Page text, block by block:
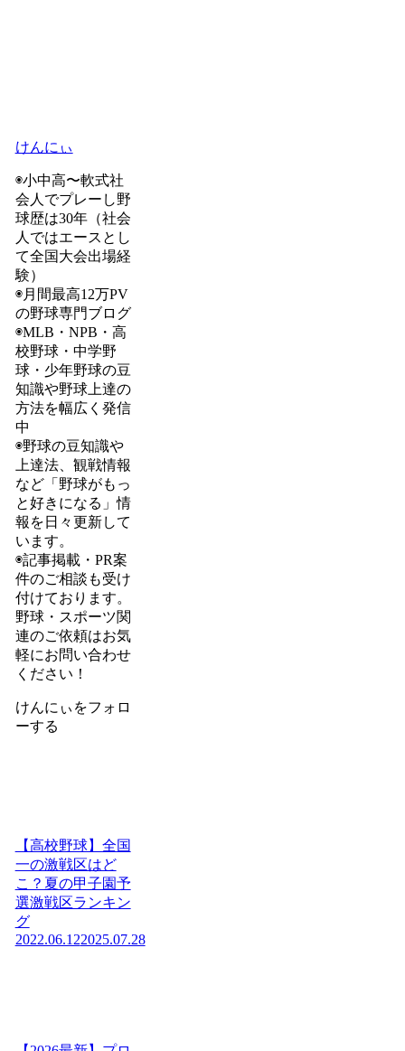
けんにぃ
◉小中高〜軟式社
会人でプレーし野
球歴は30年（社会
人ではエースとし
て全国大会出場経
験）
◉月間最高12万PV
の野球専門ブログ
◉MLB・NPB・高
校野球・中学野
球・少年野球の豆
知識や野球上達の
方法を幅広く発信
中
◉野球の豆知識や
上達法、観戦情報
など「野球がもっ
と好きになる」情
報を日々更新して
います。
◉記事掲載・PR案
件のご相談も受け
付けております。
野球・スポーツ関
連のご依頼はお気
軽にお問い合わせ
ください！
けんにぃをフォロ
ーする
【高校野球】全国
一の激戦区はど
こ？夏の甲子園予
選激戦区ランキン
グ
2022.06.122025.07.28